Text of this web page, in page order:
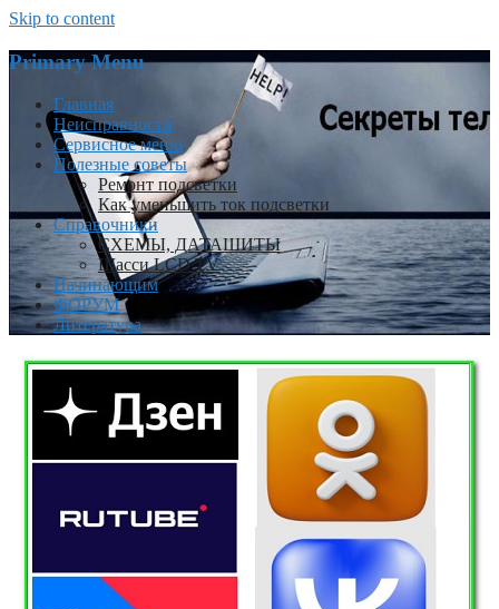
Skip to content
Primary Menu
Главная
Неисправности
Сервисное меню
Полезные советы
Ремонт подсветки
Как уменьшить ток подсветки
Справочники
СХЕМЫ, ДАТАШИТЫ
Шасси LCD TV
Начинающим
ФОРУМ
Литература